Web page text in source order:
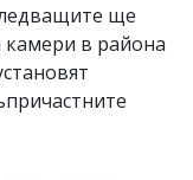
ще
камери в района